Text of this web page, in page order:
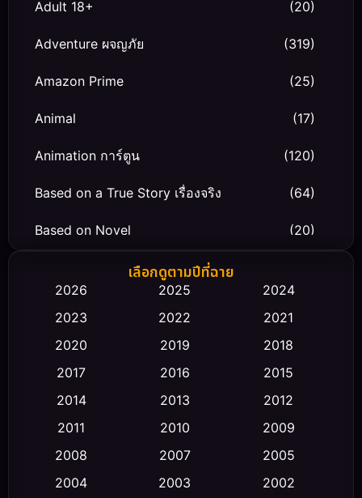
Adult 18+ (20)
Adventure ผจญภัย (319)
Amazon Prime (25)
Animal (17)
Animation การ์ตูน (120)
Based on a True Story เรื่องจริง (64)
Based on Novel (20)
Biography ชีวิตจริง
Classic หนังคลาสสิก (23)
Comedy ตลก (470)
Conspiracy
Crime อาชญากรรม (352)
เลือกดูตามปีที่ฉาย
2026 2025
2024
2023
2022
2021
2020
2019
2018
2017
2016
2015
2014
2013
2012
2011
2010
2009
2008
2007
2005
2004
2003
2002